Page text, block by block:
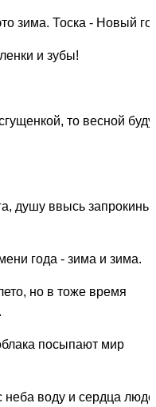
зима. Тоска - Новый
и зубы!
то весной
душу ввысь запрокинь
года - зима и зима.
но в тоже время
посыпают мир
воду и сердца